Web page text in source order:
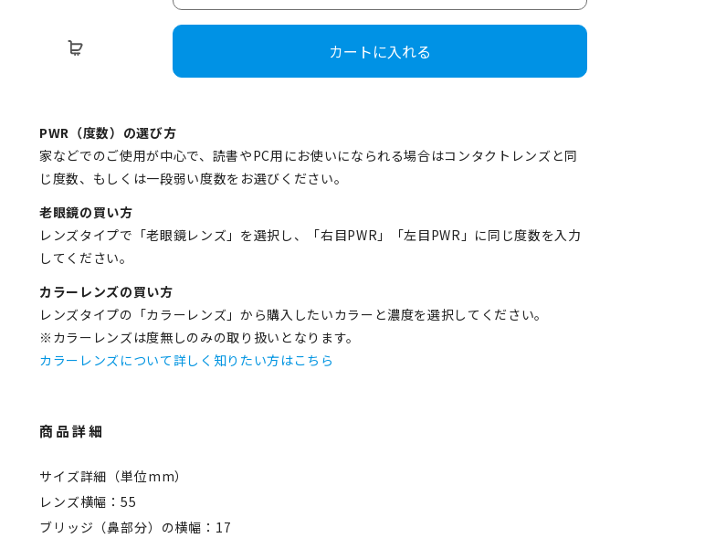
カートに入れる
PWR（度数）の選び方
家などでのご使用が中心で、読書やPC用にお使いになられる場合はコンタクトレンズと同
じ度数、もしくは一段弱い度数をお選びください。
老眼鏡の買い方
レンズタイプで「老眼鏡レンズ」を選択し、「右目PWR」「左目PWR」に同じ度数を入力
してください。
カラーレンズの買い方
レンズタイプの「カラーレンズ」から購入したいカラーと濃度を選択してください。
※カラーレンズは度無しのみの取り扱いとなります。
カラーレンズについて詳しく知りたい方はこちら
商品詳細
サイズ詳細（単位mm）
レンズ横幅：55
ブリッジ（鼻部分）の横幅：17